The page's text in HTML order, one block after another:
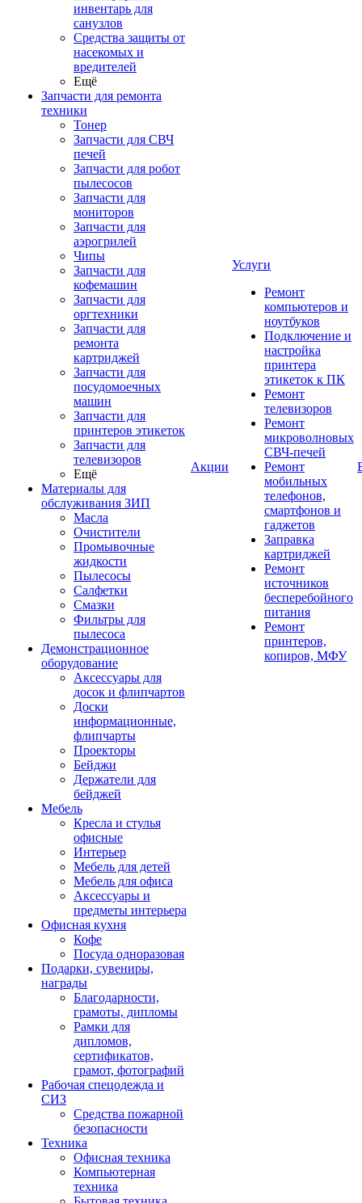
инвентарь для
санузлов
Средства защиты от
насекомых и
вредителей
Ещё
Запчасти для ремонта
техники
Тонер
Запчасти для СВЧ
печей
Запчасти для робот
пылесосов
Запчасти для
мониторов
Запчасти для
аэрогрилей
Чипы
Запчасти для
кофемашин
Запчасти для
оргтехники
Запчасти для
ремонта
картриджей
Запчасти для
посудомоечных
машин
Запчасти для
принтеров этикеток
Запчасти для
телевизоров
Ещё
Материалы для
обслуживания ЗИП
Масла
Очистители
Промывочные
жидкости
Пылесосы
Салфетки
Смазки
Фильтры для
пылесоса
Демонстрационное
оборудование
Аксессуары для
досок и флипчартов
Доски
информационные,
флипчарты
Проекторы
Бейджи
Держатели для
бейджей
Мебель
Кресла и стулья
офисные
Интерьер
Мебель для детей
Мебель для офиса
Аксессуары и
предметы интерьера
Офисная кухня
Кофе
Посуда одноразовая
Подарки, сувениры,
награды
Благодарности,
грамоты, дипломы
Рамки для
дипломов,
сертификатов,
грамот, фотографий
Рабочая спецодежда и
СИЗ
Средства пожарной
безопасности
Техника
Офисная техника
Компьютерная
техника
Акции
Услуги
Ремонт
компьютеров и
ноутбуков
Подключение и
настройка
принтера
этикеток к ПК
Ремонт
телевизоров
Ремонт
микроволновых
СВЧ-печей
Ремонт
мобильных
телефонов,
смартфонов и
гаджетов
Заправка
картриджей
Ремонт
источников
бесперебойного
питания
Ремонт
принтеров,
копиров, МФУ